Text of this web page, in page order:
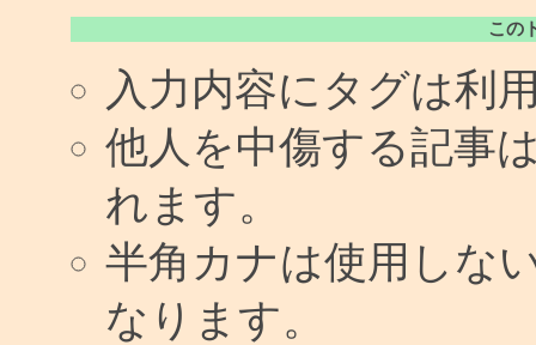
この
入力内容にタグは利
他人を中傷する記事
れます。
半角カナは使用しな
なります。